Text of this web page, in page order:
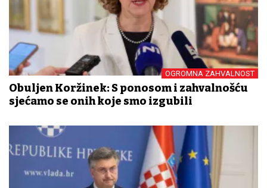
OGROMNA ZAHVALNOST
Obuljen Koržinek: S ponosom i zahvalnošću
sjećamo se onih koje smo izgubili